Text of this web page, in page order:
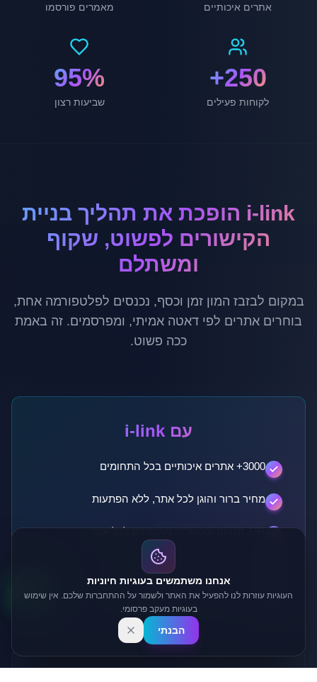
אתרים איכותיים מאמרים פורסמו
250+
לקוחות פעילים
95%
שביעות רצון
i-link הופכת את תהליך בניית
הקישורים לפשוט, שקוף
ומשתלם
במקום לבזבז המון זמן וכסף, נכנסים לפלטפורמה אחת,
בוחרים אתרים לפי דאטה אמיתי, ומפרסמים. זה באמת
ככה פשוט.
עם i-link
3000+ אתרים איכותיים בכל התחומים
מחיר ברור והוגן לכל אתר, ללא הפתעות
DR, תנועה וקטגוריה מאומתים לכל אתר
פרסום תוך שעות עד ימים בודדים
לוח בקרה מלא עם סטטוס בזמן אמת
אנחנו משתמשים בעוגיות חיוניות
העוגיות עוזרות לנו להפעיל את האתר ולשמור על ההתחברות שלכם. אין שימוש
בעוגיות מעקב פרסומי.
הבנתי